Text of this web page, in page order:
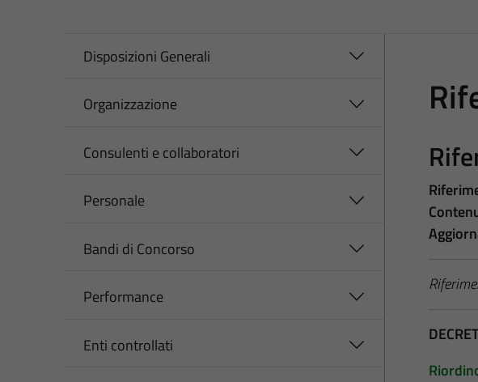
Disposizioni Generali
Organizzazione
Consulenti e collaboratori
Personale
Bandi di Concorso
Performance
Enti controllati